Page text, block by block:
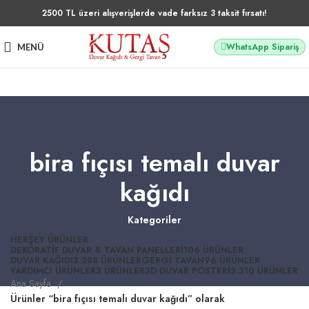
2500 TL üzeri alışverişlerde vade farksız 3 taksit fırsatı!
MENÜ WhatsApp Sipariş
bira fıçısı temalı duvar
kağıdı
Kategoriler
HERŞEY ÜRÜNLER
DEKORATIF DUVAR & TAVAN PANELLERI106 ÜRÜNLER
DUVAR KAĞIDI3.288 ÜRÜNLERGERGI TAVAN96 ÜRÜNLER
YARDIMCI ÜRÜNLER3 ÜRÜNLER3D DUVAR POSTERI3.310 ÜRÜNLER
Ana Sayfa
Ürünler “bira fıçısı temalı duvar kağıdı” olarak